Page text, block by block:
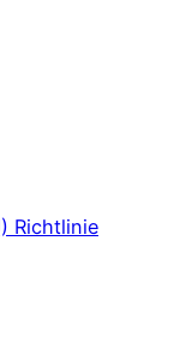
Richtlinie